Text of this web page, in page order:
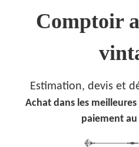
Comptoir
Estimation, devis et
Achat dans les
paiement